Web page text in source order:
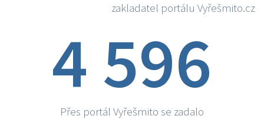
zakladatel portálu Vyřešmito.cz
4 596
Přes portál Vyřešmito se zadalo